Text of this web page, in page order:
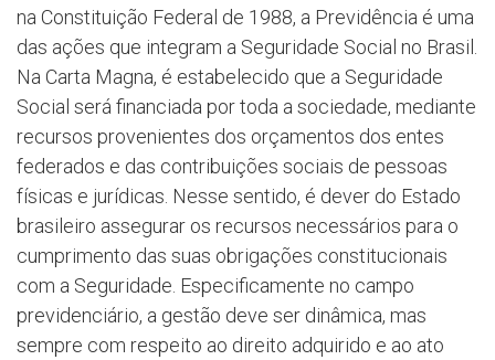
na Constituição Federal de 1988, a Previdência é uma
das ações que integram a Seguridade Social no Brasil.
Na Carta Magna, é estabelecido que a Seguridade
Social será financiada por toda a sociedade, mediante
recursos provenientes dos orçamentos dos entes
federados e das contribuições sociais de pessoas
físicas e jurídicas. Nesse sentido, é dever do Estado
brasileiro assegurar os recursos necessários para o
cumprimento das suas obrigações constitucionais
com a Seguridade. Especificamente no campo
previdenciário, a gestão deve ser dinâmica, mas
sempre com respeito ao direito adquirido e ao ato